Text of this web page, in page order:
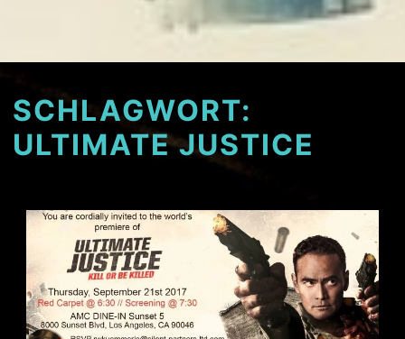
SCHLAGWORT:
ULTIMATE JUSTICE